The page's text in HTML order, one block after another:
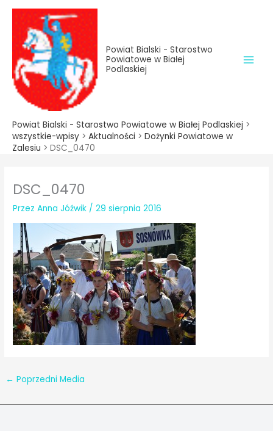
treści
Przejdź
treści
Powiat Bialski - Starostwo
Powiatowe w Białej
Podlaskiej
Powiat Bialski - Starostwo Powiatowe w Białej Podlaskiej >
wszystkie-wpisy > Aktualności > Dożynki Powiatowe w
Zalesiu > DSC_0470
DSC_0470
PrzezAnna Jóźwik /29 sierpnia 2016
← Poprzedni Media